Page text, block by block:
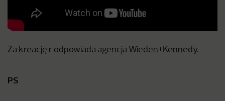
Za kreację r odpowiada agencja Wieden+Kennedy.
PS